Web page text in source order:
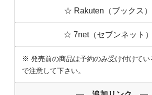
☆ Rakuten（ブックス
☆ 7net（セブンネット
※ 発売前の商品は予約のみ受け付けてい
で注意して下さい。